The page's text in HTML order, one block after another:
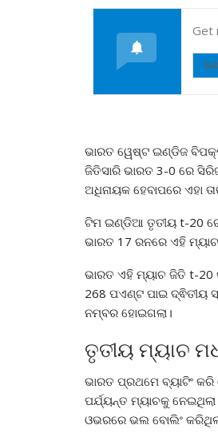
Get
ଭାରତ ୱେଷ୍ଟ ଇଣ୍ଡିଜ
ଜିତିସାରି ଭାରତ 3-0 ରେ
ଅଧିନାୟକ ହେବାପରେ ଏହା
ଟିମ ଇଣ୍ଡିଆ ତୃତୀୟ t-20
ଭାରତ 17 ରନରେ ଏହି
ଭାରତ ଏହି ମ୍ୟାଚ ଜିତି t-20
268 ପଏଣ୍ଟ ପାଇ ଦ୍ଵିତୀୟ
ନମ୍ବର ହୋଇଗଲା।
ତୃତୀୟ ମ୍ୟାଚ
ଭାରତ ପ୍ରଥମେ ବ୍ୟାଟିଂ
ପର୍ଯ୍ୟନ୍ତ ମ୍ୟାଚକୁ
ଓଭରରେ ଭଲ ବୋଲିଂ